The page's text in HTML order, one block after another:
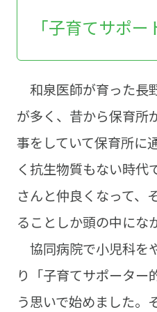
「子育てサポー
和泉医師が育った長
が多く、昔から保育所
事をしていて保育所に
く抗生物質もない時代
さんと仲良くなって、
ることしか頭の中にな
協同病院で小児科を
り「子育てサポーター
う思いで始めました。